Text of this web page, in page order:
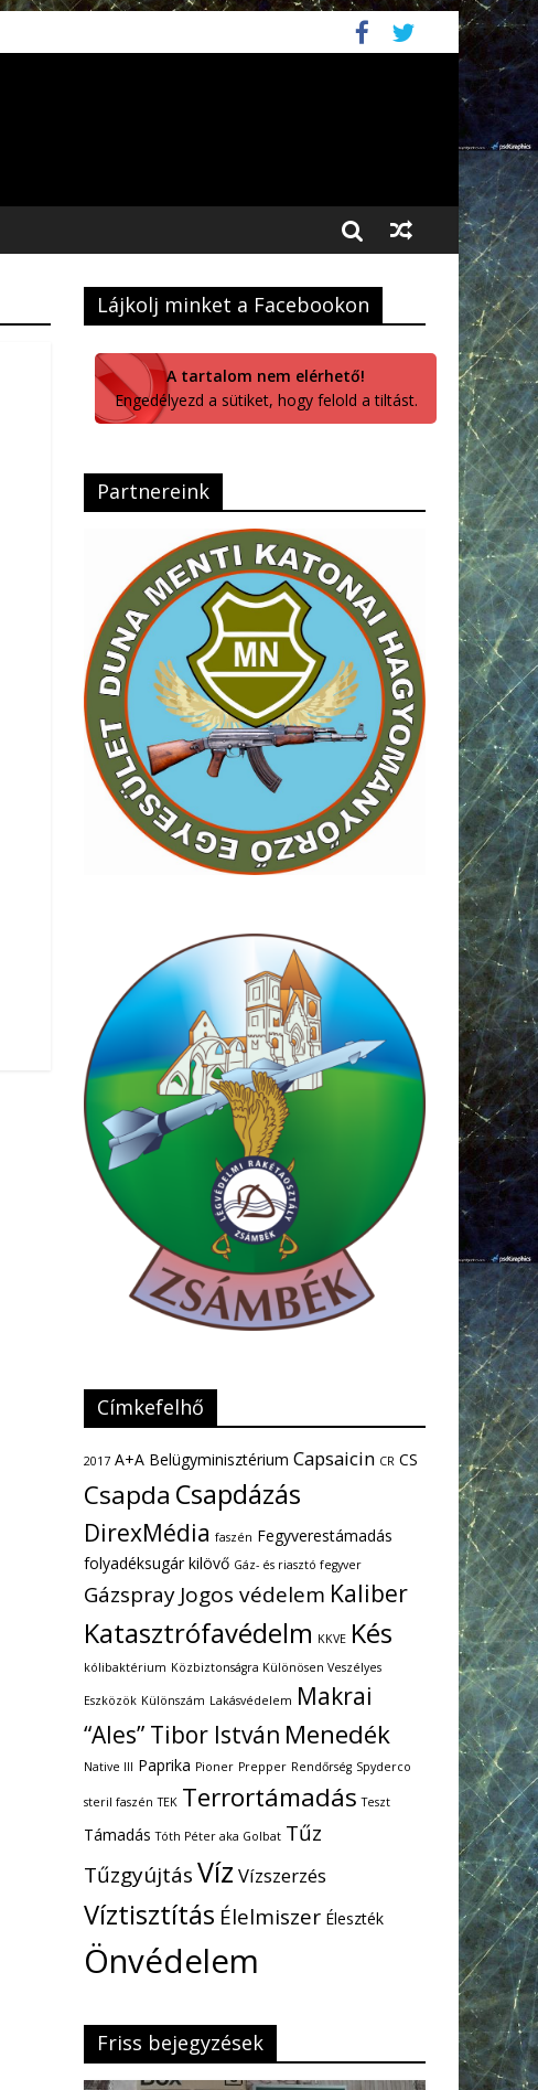
Lájkolj minket a Facebookon
A tartalom nem elérhető!
Engedélyezd a sütiket, hogy felold a tiltást.
Partnereink
Címkefelhő
2017 A+A Belügyminisztérium Capsaicin CR CS
Csapda Csapdázás
DirexMédia faszén Fegyverestámadás
folyadéksugár kilövő Gáz- és riasztó fegyver
Gázspray Jogos védelem Kaliber
Katasztrófavédelm KKVE Kés
kólibaktérium Közbiztonságra Különösen Veszélyes
Eszközök Különszám Lakásvédelem Makrai
“Ales” Tibor István Menedék
Native III Paprika Pioner Prepper Rendőrség Spyderco
steril faszén TEK Terrortámadás Teszt
Támadás Tóth Péter aka Golbat Tűz
TűzgyújtásVíz Vízszerzés
Víztisztítás Élelmiszer Éleszték
Önvédelem
Friss bejegyzések